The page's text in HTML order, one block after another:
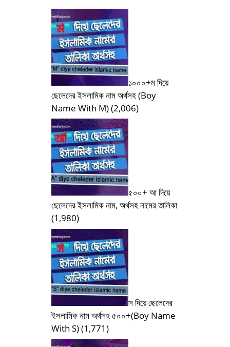
১০০০+ম দিয়ে
ছেলেদের ইসলামিক নাম অর্থসহ (Boy
Name With M)(2,006)
৫০০+ আ দিয়ে
ছেলেদের ইসলামিক নাম, অর্থসহ নামের তালিকা
(1,980)
স দিয়ে ছেলেদের
ইসলামিক নাম অর্থসহ ৫০০+(Boy Name
With S)(1,771)